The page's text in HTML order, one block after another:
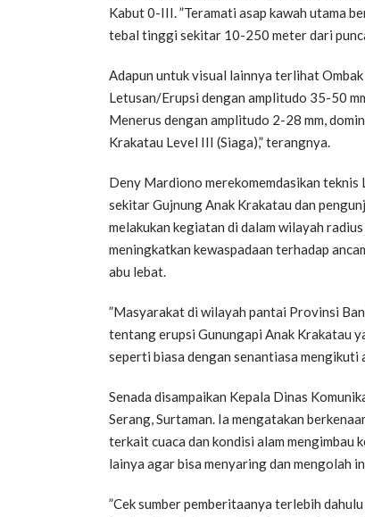
Kabut 0-III. ”Teramati asap kawah utama
tebal tinggi sekitar 10-250 meter dari
Adapun untuk visual lainnya terlihat
Letusan/Erupsi dengan amplitudo 35-50
Menerus dengan amplitudo 2-28 mm,
Krakatau Level III (Siaga),” terangnya.
Deny Mardiono merekomemdasikan
sekitar Gujnung Anak Krakatau dan
melakukan kegiatan di dalam wilayah
meningkatkan kewaspadaan terhadap
abu lebat.
”Masyarakat di wilayah pantai Provinsi
tentang erupsi Gunungapi Anak Krakatau
seperti biasa dengan senantiasa mengikuti
Senada disampaikan Kepala Dinas
Serang, Surtaman. Ia mengatakan
terkait cuaca dan kondisi alam mengimbau
lainya agar bisa menyaring dan mengolah
”Cek sumber pemberitaanya terlebih